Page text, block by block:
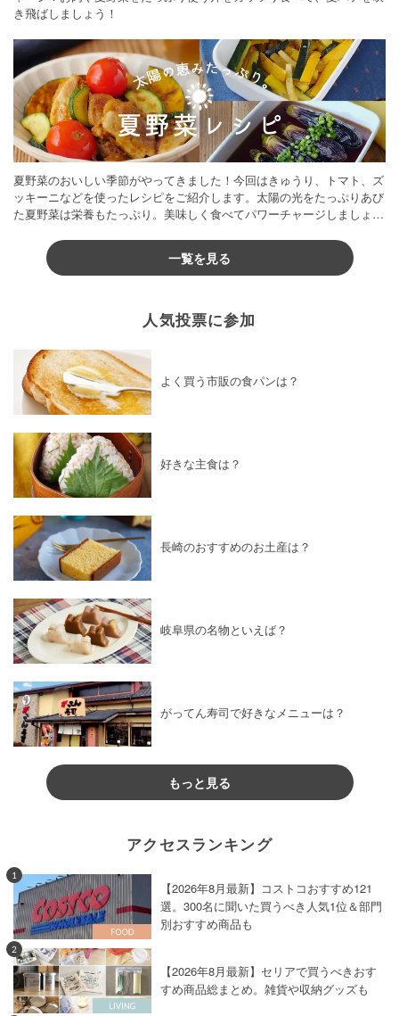
き飛ばしましょう！
夏野菜のおいしい季節がやってきました！今回はきゅうり、トマト、ズ
ッキーニなどを使ったレシピをご紹介します。太陽の光をたっぷりあび
た夏野菜は栄養もたっぷり。美味しく食べてパワーチャージしましょう
一覧を見る
人気投票に参加
よく買う市販の食パンは？
好きな主食は？
長崎のおすすめのお土産は？
岐阜県の名物といえば？
がってん寿司で好きなメニューは？
もっと見る
アクセスランキング
1
【2026年8月最新】コストコおすすめ121
選。300名に聞いた買うべき人気1位＆部門
別おすすめ商品も
2
【2026年8月最新】セリアで買うべきおす
すめ商品総まとめ。雑貨や収納グッズも